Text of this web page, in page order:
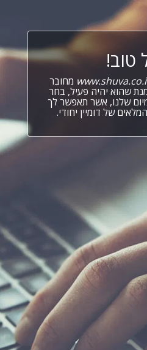
טוב!
מחובר
שהוא יהיה פעיל, בחר
שלנו, אשר תאפשר לך
של דומיין יחודי.